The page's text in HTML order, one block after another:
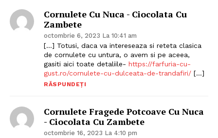
Contact
Cornulete Cu Nuca - Ciocolata Cu
Zambete
octombrie 6, 2023 La 10:41 am
[…] Totusi, daca va intereseaza si reteta clasica
de cornulete cu untura, o avem si pe aceea,
gasiti aici toate detaliile- https://farfuria-cu-
gust.ro/cornulete-cu-dulceata-de-trandafiri/ […]
RĂSPUNDEȚI
Cornulete Fragede Potcoave Cu Nuca
- Ciocolata Cu Zambete
octombrie 16, 2023 La 4:10 pm